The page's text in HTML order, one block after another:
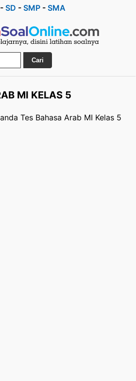
- SD - SMP - SMA
Cari
MI KELAS 5
Tes Bahasa Arab MI Kelas 5